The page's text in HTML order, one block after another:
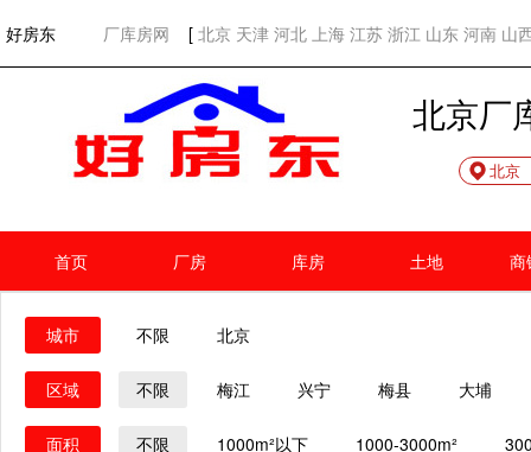
好房东 厂库房网 [ 北京 天津 河北 上海 江苏 浙江 山东 河南 山
欢迎访问好房东！网站首页
北京厂
北京
首页 厂房 库房 土地 商
城市 不限 北京
区域 不限 梅江 兴宁 梅县 大埔
面积 不限 1000m²以下 1000-3000m²